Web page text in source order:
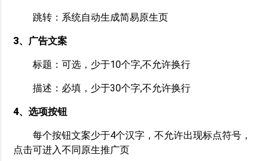
跳转：系统自动生成简易原生页
3、广告文案
标题：可选，少于10个字,不允许换行
描述：必填，少于30个字,不允许换行
4、选项按钮
每个按钮文案少于4个汉字，不允许出现标点符号，
点击可进入不同原生推广页